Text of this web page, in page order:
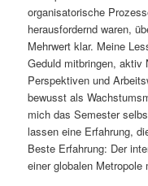
organisatorische
herausfordernd waren,
Mehrwert klar. Meine
Geduld mitbringen, aktiv
Perspektiven und
bewusst als
mich das Semester
lassen eine Erfahrung,
Beste Erfahrung: Der
einer globalen